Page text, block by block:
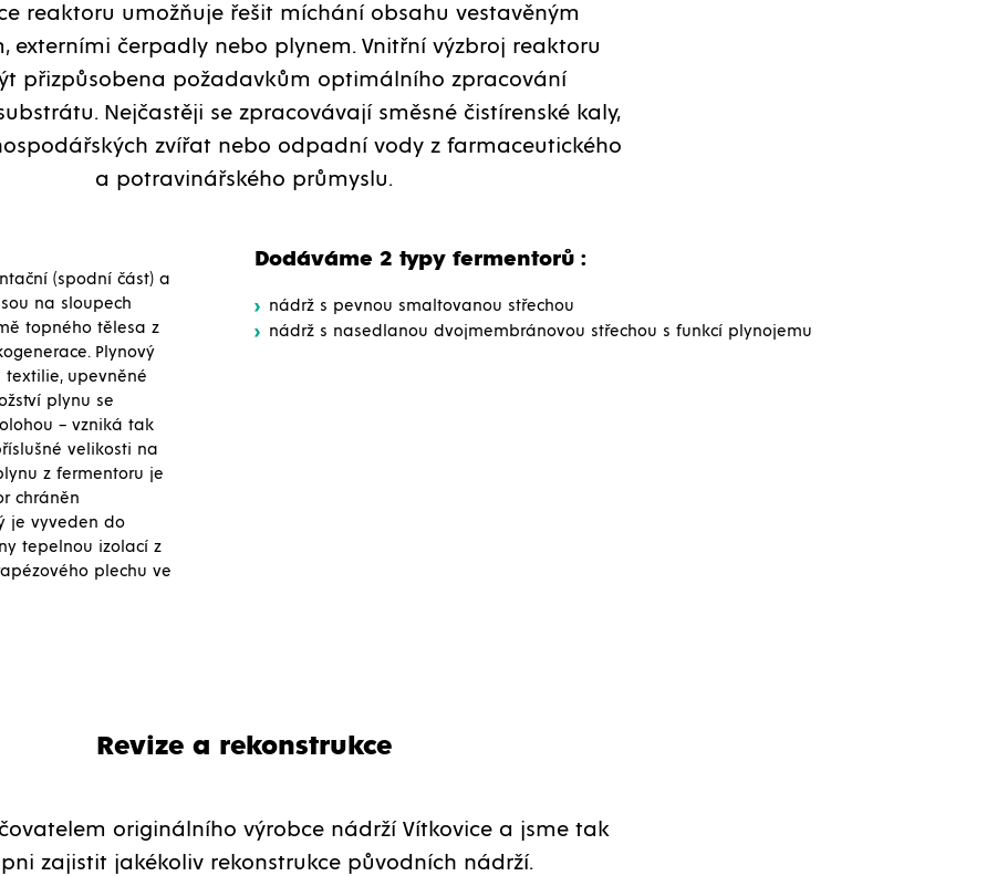
reaktoru umožňuje řešit míchání obsahu vestavěným
externími čerpadly nebo plynem. Vnitřní výzbroj reaktoru
přizpůsobena požadavkům optimálního zpracování
Nejčastěji se zpracovávají směsné čistírenské kaly,
zvířat nebo odpadní vody z farmaceutického
a potravinářského průmyslu.
(spodní část) a
na sloupech
topného tělesa z
Plynový
upevněné
plynu se
– vzniká tak
velikosti na
z fermentoru je
chráněn
je vyveden do
tepelnou izolací z
plechu ve
Dodáváme 2 typy fermentorů :
nádrž s pevnou smaltovanou střechou
nádrž s nasedlanou dvojmembránovou střechou s funkcí plynojemu
Revize a rekonstrukce
originálního výrobce nádrží Vítkovice a jsme tak
zajistit jakékoliv rekonstrukce původních nádrží.